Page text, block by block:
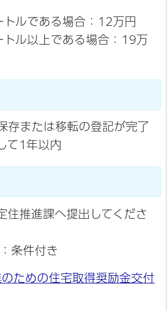
トルである場合：12万円
トル以上である場合：19万
存または移転の登記が完了
て1年以内
住推進課へ提出してくださ
条件付き
ための住宅取得奨励金交付